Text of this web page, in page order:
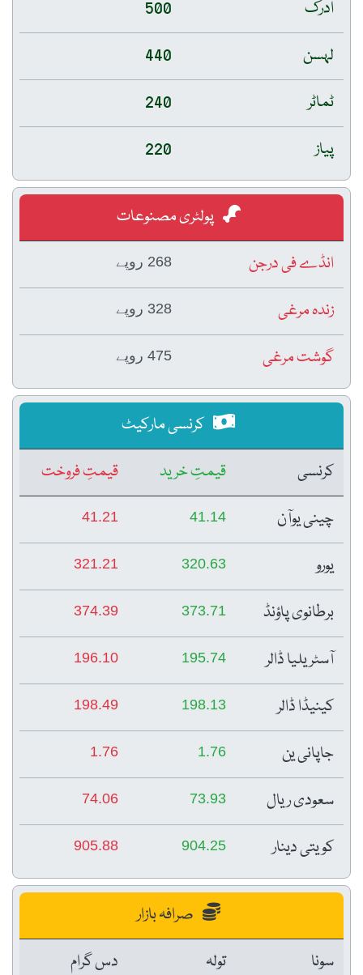
ادرک
500
لہسن
440
ٹماٹر
240
پیاز
220
پولٹری مصنوعات
انڈے فی درجن
268 روپے
زندہ مرغی 328 روپے
گوشت مرغی 475 روپے
کرنسی مارکیٹ
کرنسی
قیمتِ خرید
قیمتِ فروخت
چینی یوآن
41.14
41.21
یورو 320.63
321.21
برطانوی پاؤنڈ 373.71
374.39
آسٹریلیا ڈالر 195.74
196.10
کینیڈا ڈالر 198.13
198.49
جاپانی ین 1.76
1.76
سعودی ریال 73.93
74.06
کویتی دینار 904.25
905.88
صرافہ بازار
سونا
تولہ
دس گرام